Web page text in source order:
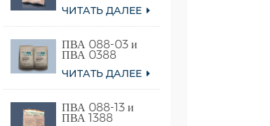
ЧИТАТЬ ДАЛЕЕ
ПВА 088-03 и
ПВА 0388
ЧИТАТЬ ДАЛЕЕ
ПВА 088-13 и
ПВА 1388